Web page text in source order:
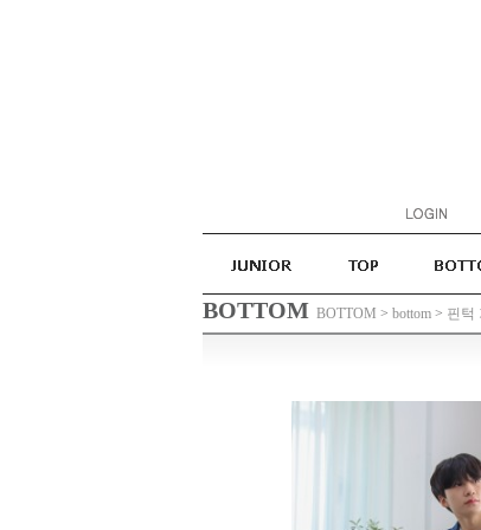
BOTTOM BOTTOM > bottom > 핀턱